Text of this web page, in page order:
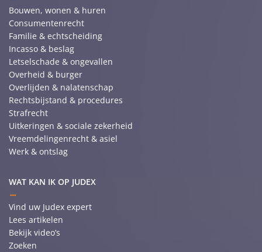
Bouwen, wonen & huren
Consumentenrecht
Familie & echtscheiding
Incasso & beslag
Letselschade & ongevallen
Overheid & burger
Overlijden & nalatenschap
Rechtsbijstand & procedures
Strafrecht
Uitkeringen & sociale zekerheid
Vreemdelingenrecht & asiel
Werk & ontslag
WAT KAN IK OP JUDEX
Vind uw Judex expert
Lees artikelen
Bekijk video’s
Zoeken